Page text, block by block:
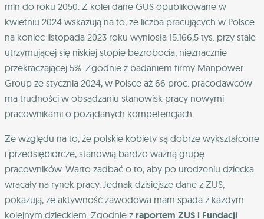
mln do roku 2050. Z kolei dane GUS opublikowane w
kwietniu 2024 wskazują na to, że liczba pracujących w Polsce
na koniec listopada 2023 roku wyniosła 15.166,5 tys. przy stale
utrzymującej się niskiej stopie bezrobocia, nieznacznie
przekraczającej 5%. Zgodnie z badaniem firmy Manpower
Group ze stycznia 2024, w Polsce aż 66 proc. pracodawców
ma trudności w obsadzaniu stanowisk pracy nowymi
pracownikami o pożądanych kompetencjach.
Ze względu na to, że polskie kobiety są dobrze wykształcone
i przedsiębiorcze, stanowią bardzo ważną grupę
pracowników. Warto zadbać o to, aby po urodzeniu dziecka
wracały na rynek pracy. Jednak dzisiejsze dane z ZUS,
pokazują, że aktywność zawodowa mam spada z każdym
kolejnym dzieckiem. Zgodnie z raportem ZUS i Fundacji